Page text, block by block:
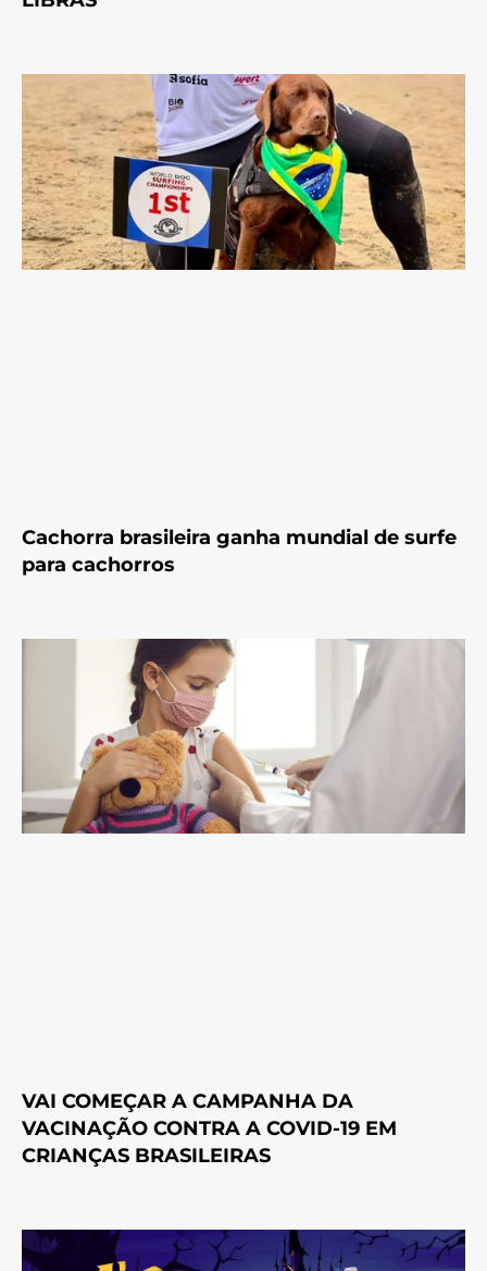
Cachorra brasileira ganha mundial de surfe
para cachorros
VAI COMEÇAR A CAMPANHA DA
VACINAÇÃO CONTRA A COVID-19 EM
CRIANÇAS BRASILEIRAS